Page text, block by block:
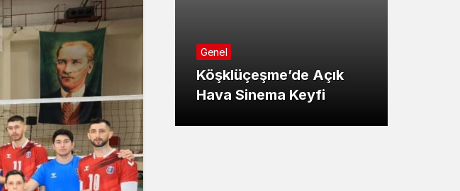
doğa ve keşif
rotada buluştu
Genel
Köşklüçeşme’de Açık
Hava Sinema Keyfi